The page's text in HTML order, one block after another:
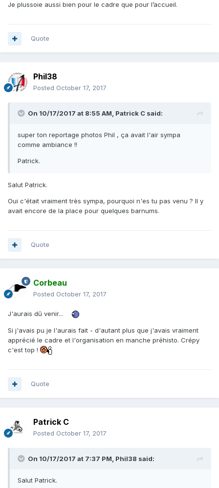
Je plussoie aussi bien pour le cadre que pour l’accueil.
Quote
Phil38
Posted October 17, 2017
On 10/17/2017 at 8:55 AM, Patrick C said:
super ton reportage photos Phil , ça avait l'air sympa
comme ambiance !!
Patrick.
Salut Patrick.
Oui c'était vraiment très sympa, pourquoi n'es tu pas venu ? Il y
avait encore de la place pour quelques barnums.
Quote
Corbeau
Posted October 17, 2017
J'aurais dû venir...
Si j'avais pu je l'aurais fait - d'autant plus que j'avais vraiment
apprécié le cadre et l'organisation en manche préhisto. Crépy
c'est top !
Quote
Patrick C
Posted October 17, 2017
On 10/17/2017 at 7:37 PM, Phil38 said:
Salut Patrick.